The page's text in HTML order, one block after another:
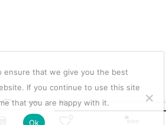
© 2026Happydealsdakar
ensure that we give you the best
If you continue to use this site
that you are happy with it.
Ok